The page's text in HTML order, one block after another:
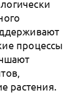
процессы
растения.